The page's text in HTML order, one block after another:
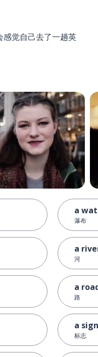
觉自己去了一趟英
a
瀑布
a
河
a
路
a sign
标志